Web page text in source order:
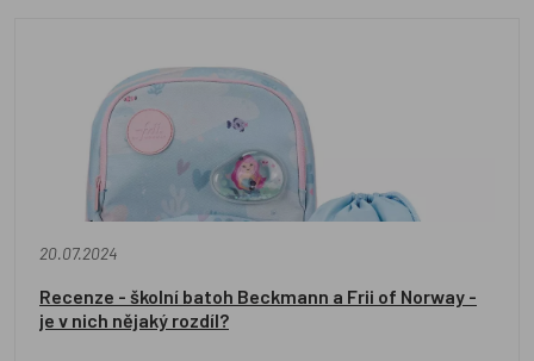
20.07.2024
Recenze - školní batoh Beckmann a Frii of Norway -
je v nich nějaký rozdíl?